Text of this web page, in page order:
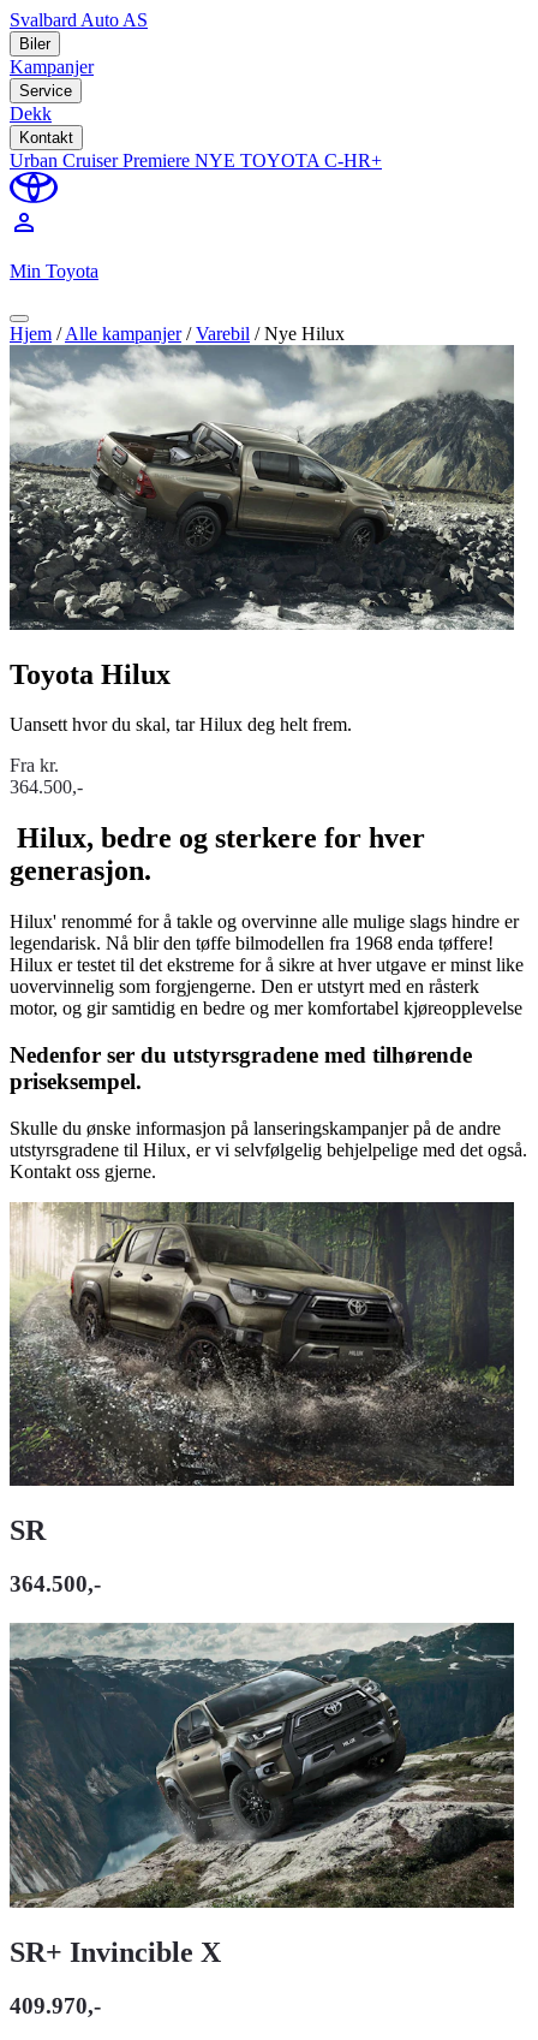
Svalbard Auto AS
Biler
Kampanjer
Service
Dekk
Kontakt
Urban Cruiser Premiere NYE TOYOTA C-HR+
perm_identity
Min Toyota
Hjem /Alle kampanjer /Varebil /Nye Hilux
Toyota Hilux
Uansett hvor du skal, tar Hilux deg helt frem.
Fra kr.
364.500,-
Hilux, bedre og sterkere for hver
generasjon.
Hilux' renommé for å takle og overvinne alle mulige slags hindre er
legendarisk. Nå blir den tøffe bilmodellen fra 1968 enda tøffere!
Hilux er testet til det ekstreme for å sikre at hver utgave er minst like
uovervinnelig som forgjengerne. Den er utstyrt med en råsterk
motor, og gir samtidig en bedre og mer komfortabel kjøreopplevelse
Nedenfor ser du utstyrsgradene med tilhørende
priseksempel.
Skulle du ønske informasjon på lanseringskampanjer på de andre
utstyrsgradene til Hilux, er vi selvfølgelig behjelpelige med det også.
Kontakt oss gjerne.
SR
364.500,-
SR+ Invincible X
409.970,-